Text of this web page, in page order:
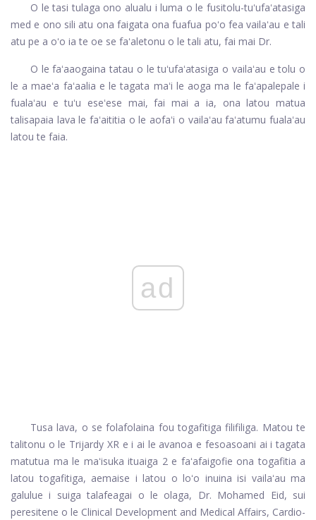
O le tasi tulaga ono alualu i luma o le fusitolu-tuʻufaʻatasiga
med e ono sili atu ona faigata ona fuafua poʻo fea vailaʻau e tali
atu pe a oʻo ia te oe se faʻaletonu o le tali atu, fai mai Dr.
O le faʻaaogaina tatau o le tuʻufaʻatasiga o vailaʻau e tolu o
le a maeʻa faʻaalia e le tagata maʻi le aoga ma le faʻapalepale i
fualaʻau e tuʻu eseʻese mai, fai mai a ia, ona latou matua
talisapaia lava le faʻaititia o le aofaʻi o vailaʻau faʻatumu fualaʻau
latou te faia.
ad
Tusa lava, o se folafolaina fou togafitiga filifiliga. Matou te
talitonu o le Trijardy XR e i ai le avanoa e fesoasoani ai i tagata
matutua ma le maʻisuka ituaiga 2 e faʻafaigofie ona togafitia a
latou togafitiga, aemaise i latou o loʻo inuina isi vailaʻau ma
galulue i suiga talafeagai o le olaga, Dr. Mohamed Eid, sui
peresitene o le Clinical Development and Medical Affairs, Cardio-